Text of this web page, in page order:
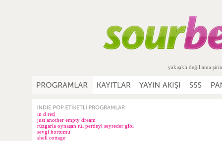
yakışıklı değil ama şirin
in d red
just another empty dream
rüzgarla oynaşan tül perdeyi seyreder gibi
sevgi hortumu
shell cottage